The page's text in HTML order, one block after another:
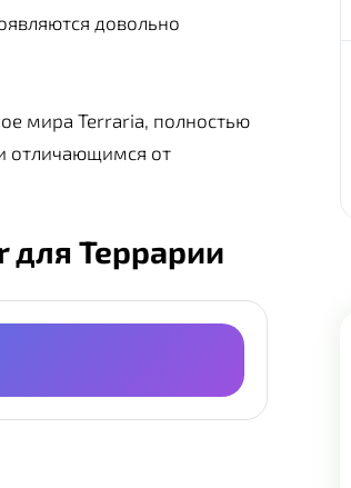
довольно
мира Terraria, полностью
отличающимся от
для Террарии